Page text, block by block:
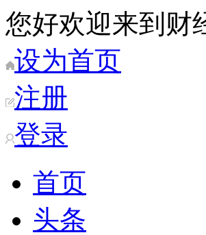
您好欢迎来到财
设为首页
注册
登录
首页
头条